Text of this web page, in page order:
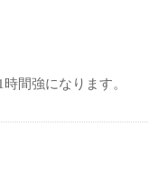
間強になります。